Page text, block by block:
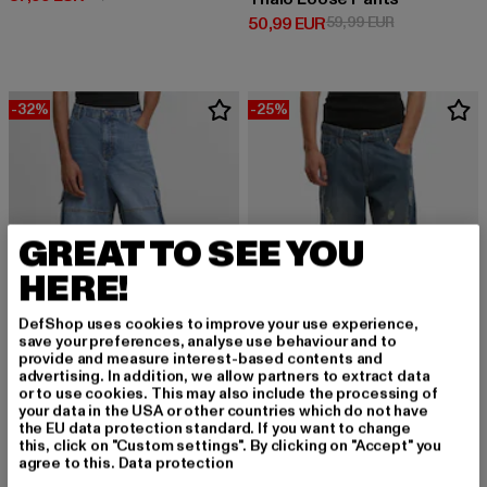
50,99 EUR
Derzeitiger Preis: 50,99 EUR
59,99 EURAktionspreis:
-32%
URBAN CLASSICS
Relaxed Denim
33,99 EUR
Derzeitiger Preis: 33,99 EUR
49,99 EURAktionspreis: 49,99 EUR
-25%
JUST RHYSE
Sydney
29,99 EUR
Derzeitiger Preis: 29,99 EUR
39,99 EURAktionspreis:
GREAT TO SEE YOU
HERE!
DefShop uses cookies to improve your use experience,
save your preferences, analyse use behaviour and to
provide and measure interest-based contents and
advertising. In addition, we allow partners to extract data
or to use cookies. This may also include the processing of
your data in the USA or other countries which do not have
the EU data protection standard. If you want to change
this, click on "Custom settings". By clicking on "Accept" you
agree to this. Data protection